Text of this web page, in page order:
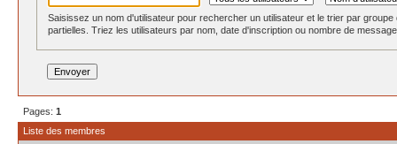
Saisissez un nom d'utilisateur pour rechercher un utilisateur et le trier par
partielles. Triez les utilisateurs par nom, date d'inscription ou nombre de
Pages: 1
Liste des membres